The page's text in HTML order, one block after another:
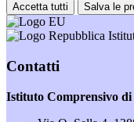
Accetta tutti Salva le
Contatti
Istituto Comprensivo